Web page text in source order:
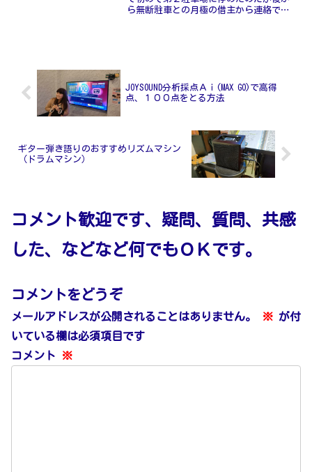
ら無断駐車との月極の借主から連絡で呼
JOYSOUND分析採点Ａｉ(MAX GO)で高得
点、１００点をとる方法
ギター弾き語りのおすすめリズムマシン
（ドラムマシン）
コメント歓迎です、疑問、質問、共感
した、などなど何でもＯＫです。
コメントをどうぞ
メールアドレスが公開されることはありません。 ※ が付
いている欄は必須項目です
コメント
※